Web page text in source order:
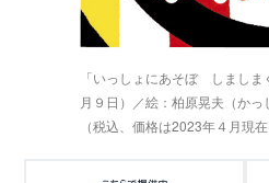
「いっしょにあそぼ しましま
月９日）／絵：柏原晃夫（か
（税込、価格は2023年４月現